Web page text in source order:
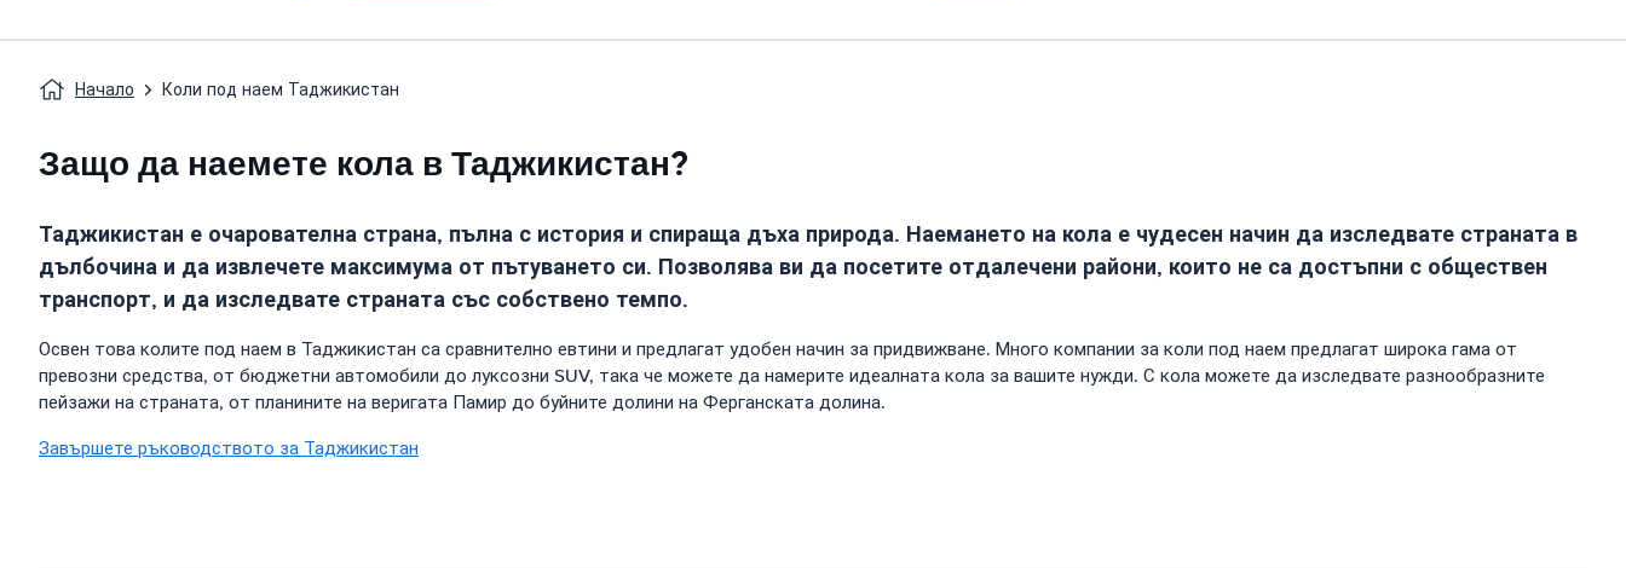
Начало Коли под наем Таджикистан
Защо да наемете кола в Таджикистан?
Таджикистан е очарователна страна, пълна с история и спираща дъха природа. Наемането на кола е чудесен начин да изследвате страната в
дълбочина и да извлечете максимума от пътуването си. Позволява ви да посетите отдалечени райони, които не са достъпни с обществен
транспорт, и да изследвате страната със собствено темпо.
Освен това колите под наем в Таджикистан са сравнително евтини и предлагат удобен начин за придвижване. Много компании за коли под наем предлагат широка гама от
превозни средства, от бюджетни автомобили до луксозни SUV, така че можете да намерите идеалната кола за вашите нужди. С кола можете да изследвате разнообразните
пейзажи на страната, от планините на веригата Памир до буйните долини на Ферганската долина.
Завършете ръководството за Таджикистан